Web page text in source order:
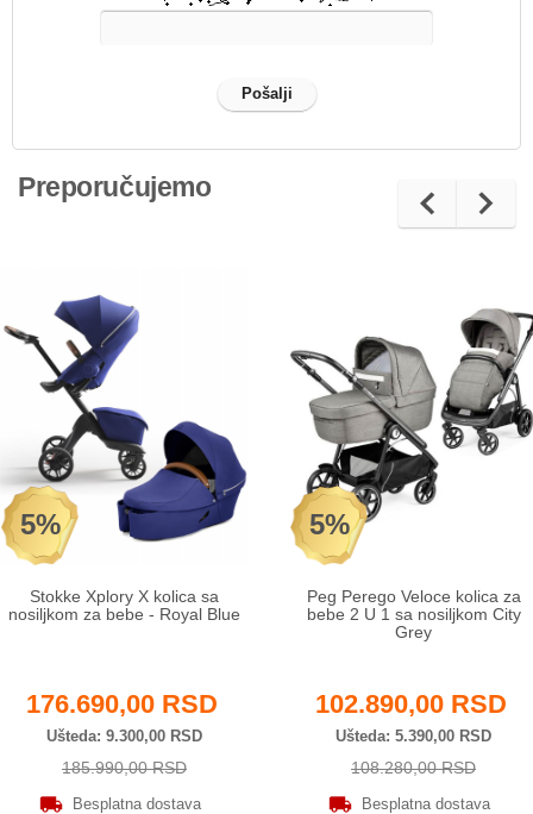
Preporučujemo
5%
Stokke Xplory X kolica sa
nosiljkom za bebe - Royal Blue
176.690,00 RSD
Ušteda 9.300,00 RSD
185.990,00 RSD
Besplatna dostava
5%
Peg Perego Veloce kolica za
bebe 2 U 1 sa nosiljkom City
Grey
102.890,00 RSD
Ušteda 5.390,00 RSD
108.280,00 RSD
Besplatna dostava